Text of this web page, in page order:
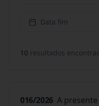
Data fim
10 resultados
016/2026 A